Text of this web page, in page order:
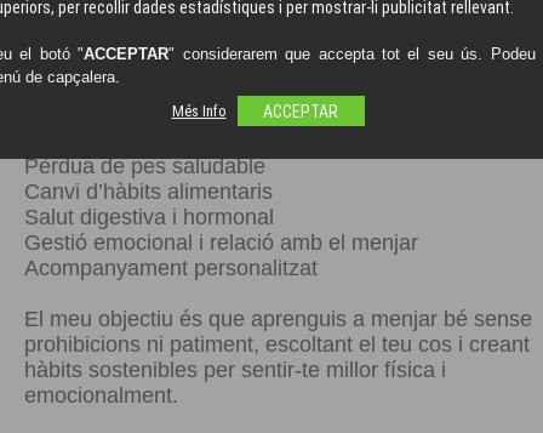
dietes estrictes i recuperar energia i benestar?
Soc la Carlota Riba, terapeuta en nutrició integrativa i
higienista, i t’ajudo a transformar la teva salut des de
l’arrel, de manera natural, conscient i adaptada a tu.
Pèrdua de pes saludable
Canvi d’hàbits alimentaris
Salut digestiva i hormonal
Gestió emocional i relació amb el menjar
Acompanyament personalitzat
El meu objectiu és que aprenguis a menjar bé sense
prohibicions ni patiment, escoltant el teu cos i creant
hàbits sostenibles per sentir-te millor física i
emocionalment.
per recollir dades estadístiques i per mostrar-li publicitat rellevant.
el botó "ACCEPTAR" considerarem que accepta tot el seu ús.
de capçalera.
Més Info
ACCEPTAR